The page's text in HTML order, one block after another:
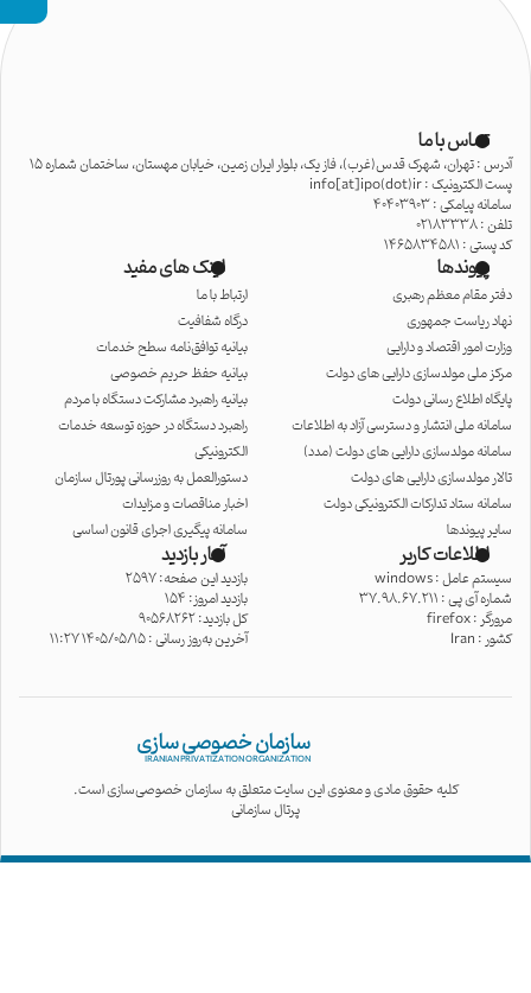
تماس با ما
آدرس : تهران، شهرک قدس(غرب)، فاز یک، بلوار ایران زمین، خیابان مهستان، ساختمان شماره 15
پست الکترونیک : info[at]ipo(dot)ir
سامانه پیامکی : 40403903
تلفن : 02183338
کد پستی : 1465834581
پیوندها
دفتر مقام معظم رهبری
نهاد ریاست جمهوری
وزارت امور اقتصاد و دارایی
مرکز ملی مولدسازی دارایی های دولت
پایگاه اطلاع رسانی دولت
سامانه ملی انتشار و دسترسی آزاد به اطلاعات
سامانه مولدسازی دارایی های دولت (مدد)
تالار مولدسازی دارایی های دولت
سامانه ستاد تدارکات الکترونیکی دولت
سایر پیوندها
لینک های مفید
ارتباط با ما
درگاه شفافیت
بیانیه توافق‌نامه سطح خدمات
بیانیه حفظ حریم خصوصی
بیانیه راهبرد مشارکت دستگاه با مردم
راهبرد دستگاه در حوزه توسعه خدمات
الکترونیکی
دستورالعمل به روزرسانی پورتال سازمان
اخبار مناقصات و مزایدات
سامانه پیگیری اجرای قانون اساسی
اطلاعات کاربر
سیستم عامل :windows
شماره آی پی : 37.98.67.211
مرورگر :firefox
کشور : Iran
آمار بازدید
بازدید این صفحه: 2597
بازدید امروز: 154
کل بازدید: 90568262
آخرین به‌روز رسانی : 1405/05/15 11:27
سازمان خصوصی سازی
IRANIAN PRIVATIZATION ORGANIZATION
کلیه حقوق مادی و معنوی این سایت متعلق به سازمان خصوصی‌سازی است.
پرتال سازمانی